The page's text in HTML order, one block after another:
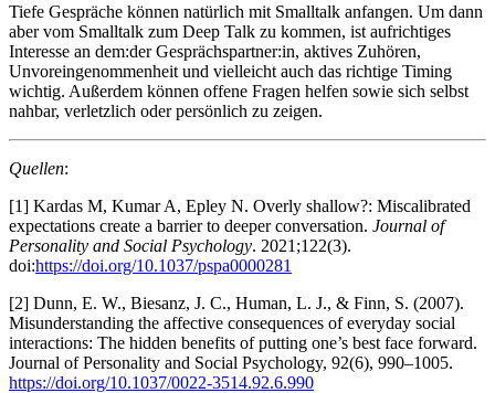
Tiefe Gespräche können natürlich mit Smalltalk anfangen. Um dann
aber vom Smalltalk zum Deep Talk zu kommen, ist aufrichtiges
Interesse an dem:der Gesprächspartner:in, aktives Zuhören,
Unvoreingenommenheit und vielleicht auch das richtige Timing
wichtig. Außerdem können offene Fragen helfen sowie sich selbst
nahbar, verletzlich oder persönlich zu zeigen.
Quellen:
[1] Kardas M, Kumar A, Epley N. Overly shallow?: Miscalibrated
expectations create a barrier to deeper conversation. Journal of
Personality and Social Psychology. 2021;122(3).
doi:https://doi.org/10.1037/pspa0000281
[2] Dunn, E. W., Biesanz, J. C., Human, L. J., & Finn, S. (2007).
Misunderstanding the affective consequences of everyday social
interactions: The hidden benefits of putting one’s best face forward.
Journal of Personality and Social Psychology, 92(6), 990–1005.
https://doi.org/10.1037/0022-3514.92.6.990